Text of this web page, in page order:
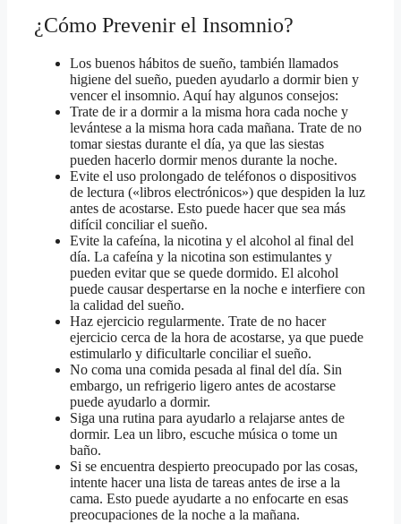
¿Cómo Prevenir el Insomnio?
Los buenos hábitos de sueño, también llamados
higiene del sueño, pueden ayudarlo a dormir bien y
vencer el insomnio. Aquí hay algunos consejos:
Trate de ir a dormir a la misma hora cada noche y
levántese a la misma hora cada mañana. Trate de no
tomar siestas durante el día, ya que las siestas
pueden hacerlo dormir menos durante la noche.
Evite el uso prolongado de teléfonos o dispositivos
de lectura («libros electrónicos») que despiden la luz
antes de acostarse. Esto puede hacer que sea más
difícil conciliar el sueño.
Evite la cafeína, la nicotina y el alcohol al final del
día. La cafeína y la nicotina son estimulantes y
pueden evitar que se quede dormido. El alcohol
puede causar despertarse en la noche e interfiere con
la calidad del sueño.
Haz ejercicio regularmente. Trate de no hacer
ejercicio cerca de la hora de acostarse, ya que puede
estimularlo y dificultarle conciliar el sueño.
No coma una comida pesada al final del día. Sin
embargo, un refrigerio ligero antes de acostarse
puede ayudarlo a dormir.
Siga una rutina para ayudarlo a relajarse antes de
dormir. Lea un libro, escuche música o tome un
baño.
Si se encuentra despierto preocupado por las cosas,
intente hacer una lista de tareas antes de irse a la
cama. Esto puede ayudarte a no enfocarte en esas
preocupaciones de la noche a la mañana.